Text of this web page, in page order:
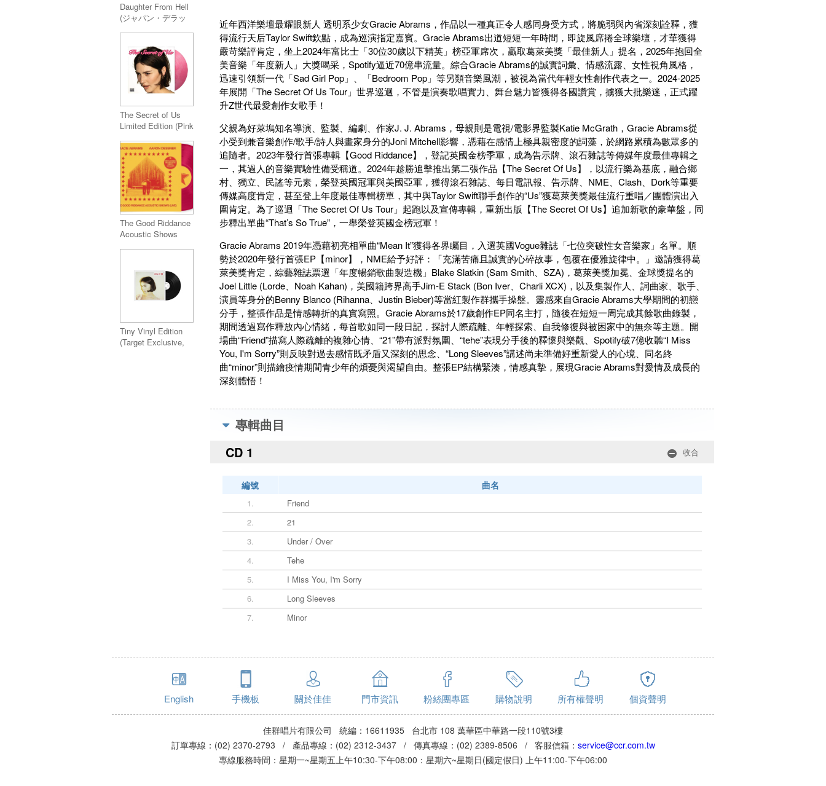
Daughter From Hell
(ジャパン・デラッ
The Secret of Us
Limited Edition (Pink
The Good Riddance
Acoustic Shows
Tiny Vinyl Edition
(Target Exclusive,
近年西洋樂壇最耀眼新人 透明系少女Gracie Abrams，作品以一種真正令人感同身受方式，將脆弱與內省深刻詮釋，獲
得流行天后Taylor Swift欽點，成為巡演指定嘉賓。Gracie Abrams出道短短一年時間，即旋風席捲全球樂壇，才華獲得
嚴苛樂評肯定，坐上2024年富比士「30位30歲以下精英」榜亞軍席次，贏取葛萊美獎「最佳新人」提名，2025年抱回全
美音樂「年度新人」大獎喝采，Spotify逼近70億串流量。綜合Gracie Abrams的誠實詞彙、情感流露、女性視角風格，
迅速引領新一代「Sad Girl Pop」、「Bedroom Pop」等另類音樂風潮，被視為當代年輕女性創作代表之一。2024-2025
年展開「The Secret Of Us Tour」世界巡迴，不管是演奏歌唱實力、舞台魅力皆獲得各國讚賞，擄獲大批樂迷，正式躍
升Z世代最愛創作女歌手！
父親為好萊塢知名導演、監製、編劇、作家J. J. Abrams，母親則是電視/電影界監製Katie McGrath，Gracie Abrams從
小受到兼音樂創作/歌手/詩人與畫家身分的Joni Mitchell影響，憑藉在感情上極具親密度的詞藻，於網路累積為數眾多的
追隨者。2023年發行首張專輯【Good Riddance】，登記英國金榜季軍，成為告示牌、滾石雜誌等傳媒年度最佳專輯之
一，其過人的音樂實驗性備受稱道。2024年趁勝追擊推出第二張作品【The Secret Of Us】，以流行樂為基底，融合鄉
村、獨立、民謠等元素，榮登英國冠軍與美國亞軍，獲得滾石雜誌、每日電訊報、告示牌、NME、Clash、Dork等重要
傳媒高度肯定，甚至登上年度最佳專輯榜單，其中與Taylor Swift聯手創作的“Us”獲葛萊美獎最佳流行重唱／團體演出入
圍肯定。為了巡迴「The Secret Of Us Tour」起跑以及宣傳專輯，重新出版【The Secret Of Us】追加新歌的豪華盤，同
步釋出單曲“That’s So True”，一舉榮登英國金榜冠軍！
Gracie Abrams 2019年憑藉初亮相單曲“Mean It”獲得各界矚目，入選英國Vogue雜誌「七位突破性女音樂家」名單。順
勢於2020年發行首張EP【minor】，NME給予好評：「充滿苦痛且誠實的心碎故事，包覆在優雅旋律中。」邀請獲得葛
萊美獎肯定，綜藝雜誌票選「年度暢銷歌曲製造機」Blake Slatkin (Sam Smith、SZA)，葛萊美獎加冕、金球獎提名的
Joel Little (Lorde、Noah Kahan)，美國籍跨界高手Jim-E Stack (Bon Iver、Charli XCX)，以及集製作人、詞曲家、歌手、
演員等身分的Benny Blanco (Rihanna、Justin Bieber)等當紅製作群攜手操盤。靈感來自Gracie Abrams大學期間的初戀
分手，整張作品是情感轉折的真實寫照。Gracie Abrams於17歲創作EP同名主打，隨後在短短一周完成其餘歌曲錄製，
期間透過寫作釋放內心情緒，每首歌如同一段日記，探討人際疏離、年輕探索、自我修復與被困家中的無奈等主題。開
場曲“Friend”描寫人際疏離的複雜心情、“21”帶有派對氛圍、“tehe”表現分手後的釋懷與樂觀、Spotify破7億收聽“I Miss
You, I'm Sorry”則反映對過去感情既矛盾又深刻的思念、“Long Sleeves”講述尚未準備好重新愛人的心境、同名終
曲“minor”則描繪疫情期間青少年的煩憂與渴望自由。整張EP結構緊湊，情感真摯，展現Gracie Abrams對愛情及成長的
深刻體悟！
專輯曲目
收合
CD 1
編號 曲名
1.
Friend
2.
21
3.
Under / Over
4.
Tehe
5.
I Miss You, I'm Sorry
6.
Long Sleeves
7.
Minor
English 手機板 關於佳佳 門市資訊 粉絲團專區 購物說明 所有權聲明 個資聲明
佳群唱片有限公司 統編：16611935 台北市 108 萬華區中華路一段110號3樓
訂單專線：(02) 2370-2793 / 產品專線：(02) 2312-3437 / 傳真專線：(02) 2389-8506 / 客服信箱： service@ccr.com.tw
專線服務時間：星期一~星期五上午10:30-下午08:00：星期六~星期日(國定假日) 上午11:00-下午06:00